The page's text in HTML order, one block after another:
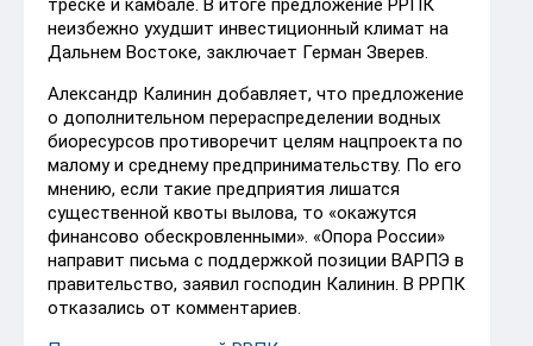
треске и камбале. В итоге предложение РРПК
неизбежно ухудшит инвестиционный климат на
Дальнем Востоке, заключает Герман Зверев.
Александр Калинин добавляет, что предложение
о дополнительном перераспределении водных
биоресурсов противоречит целям нацпроекта по
малому и среднему предпринимательству. По его
мнению, если такие предприятия лишатся
существенной квоты вылова, то «окажутся
финансово обескровленными». «Опора России»
направит письма с поддержкой позиции ВАРПЭ в
правительство, заявил господин Калинин. В РРПК
отказались от комментариев.